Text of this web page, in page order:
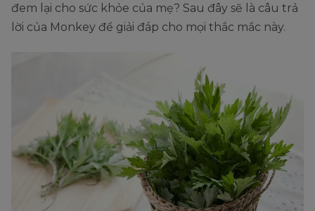
đem lại cho sức khỏe của mẹ? Sau đây sẽ là câu trả
lời của Monkey để giải đáp cho mọi thắc mắc này.